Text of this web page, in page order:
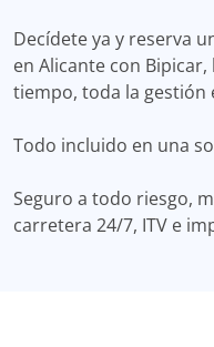
Decídete ya y reserva
en Alicante con
tiempo, toda la gestión
Todo incluido en una
Seguro a todo riesgo,
carretera 24/7, ITV e